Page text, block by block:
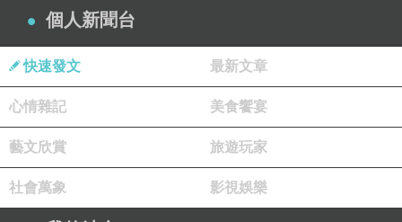
個人新聞台
快速發文 最新文章
心情雜記 美食饗宴
藝文欣賞 旅遊玩家
社會萬象 影視娛樂